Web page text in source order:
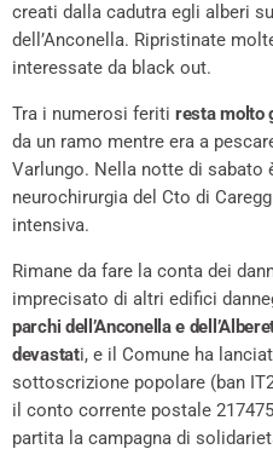
creati dalla cadutra egli alberi
dell’Anconella. Ripristinate
interessate da black out.
Tra i numerosi feriti resta molto
da un ramo mentre era a
Varlungo. Nella notte di sabato
neurochirurgia del Cto di
intensiva.
Rimane da fare la conta dei
imprecisato di altri edifici
parchi dell’Anconella e
devastati, e il Comune ha
sottoscrizione popolare (ban
il conto corrente postale
partita la campagna di